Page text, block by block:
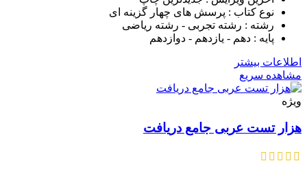
نوع کتاب : پرسش های چهار گزینه ای
رشته : رشته تجربی - رشته ریاضی
پایه : دهم - یازدهم - دوازدهم
اطلاعات بیشتر
مشاهده سریع
ویژه
هزار تست عربی جامع دریافت